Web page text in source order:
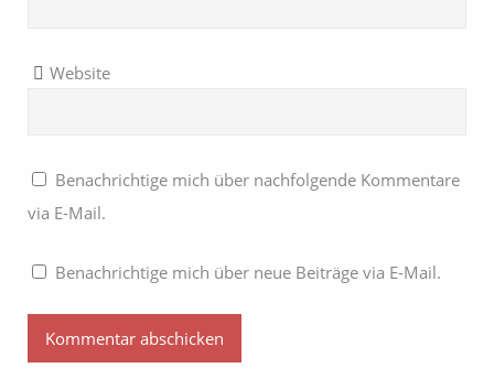
Website
Benachrichtige mich über nachfolgende Kommentare
via E-Mail.
Benachrichtige mich über neue Beiträge via E-Mail.